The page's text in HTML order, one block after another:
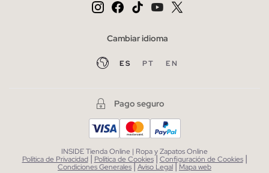
Cambiar idioma
ES PT EN
Pago seguro
INSIDE Tienda Online | Ropa y Zapatos Online
Política de Privacidad | Política de Cookies| Configuración de Cookies |
Condiciones Generales|Aviso Legal| Mapa web